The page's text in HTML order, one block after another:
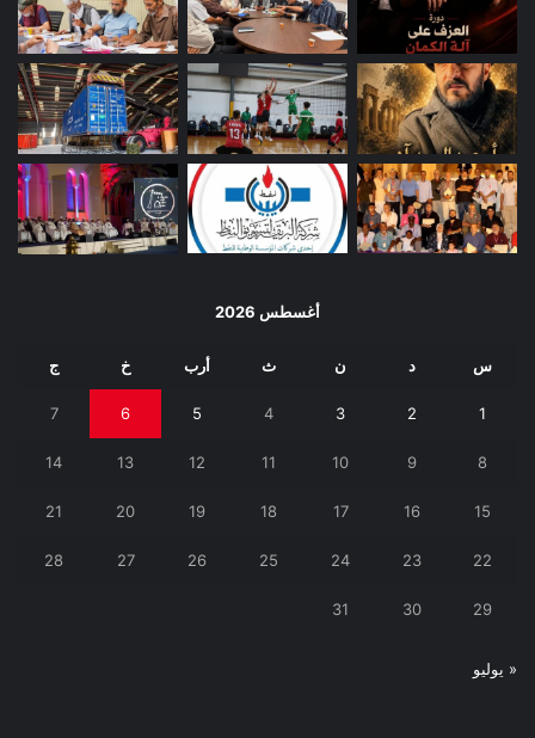
أغسطس 2026
س د ن ث أرب خ ج
1
2
3
4
5
6
7
8
9
10
11
12
13
14
15
16
17
18
19
20
21
22
23
24
25
26
27
28
29
30
31
« يوليو